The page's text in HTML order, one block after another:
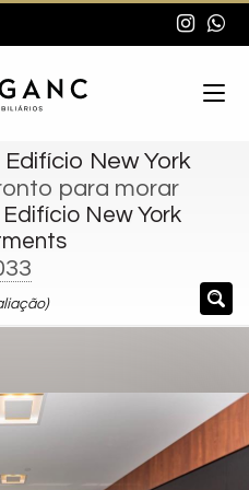
New York
para morar
New York